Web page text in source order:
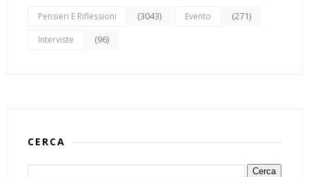
Pensieri E Riflessioni (3043) Evento (271)
Interviste (96)
CERCA